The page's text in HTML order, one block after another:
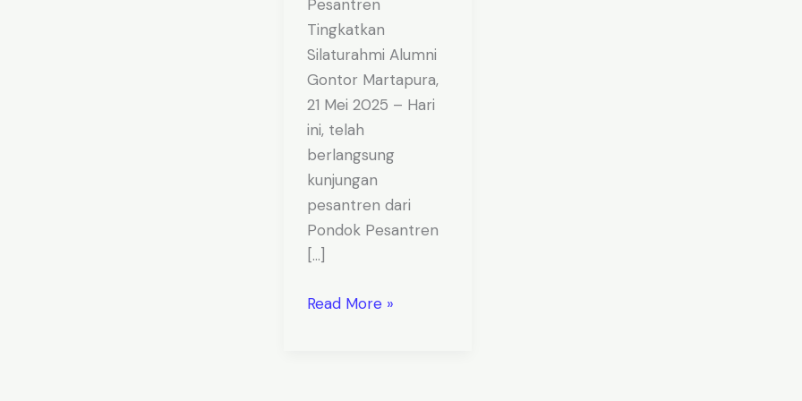
Pesantren
Tingkatkan
Silaturahmi Alumni
Gontor Martapura,
21 Mei 2025 – Hari
ini, telah
berlangsung
kunjungan
pesantren dari
Pondok Pesantren
[…]
Read More »